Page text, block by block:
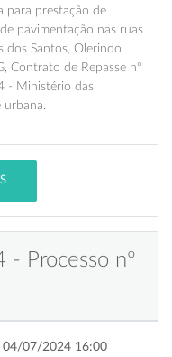
para prestação de
pavimentação nas ruas
dos Santos, Olerindo
de Repasse nº
- Ministério das
Processo nº
04/07/2024 16:00